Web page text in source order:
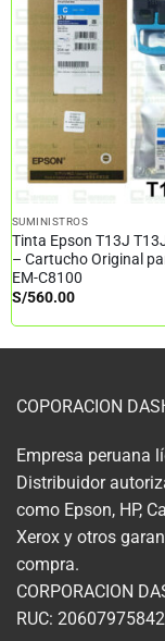
SUMINISTROS
Tinta Epson T13J
– Cartucho Original
EM-C8100
S/560.00
COPORACION
Empresa peruana
Distribuidor
como Epson, HP,
Xerox y otros
compra.
CORPORACION
RUC: 20607975842